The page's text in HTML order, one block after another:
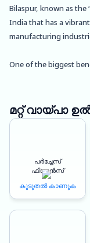
Bilaspur, known as the
India that has a
manufacturing
One of the biggest
negotiate better deals
procurement costs
their working capital
businesses can
short-term financing
മറ്റ് വായ്പാ
പർച്ചേസ്
ഫിനാൻസ്
കൂടുതൽ കാണുക